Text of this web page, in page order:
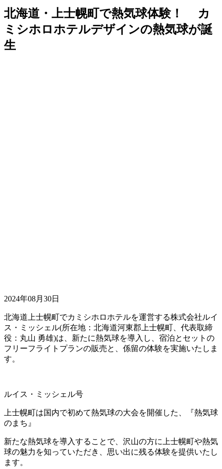
北海道・上士幌町で熱気球体験！ カ
ミシホロホテルデザインの熱気球が誕
生
2024年08月30日
北海道上士幌町でカミシホロホテルを運営する株式会社ルイ
ス・ミッシェル(所在地：北海道河東郡上士幌町、代表取締
役：丸山 勇雄)は、新たに熱気球を導入し、宿泊とセットの
フリーフライトプランの販売と、係留の体験を実施いたしま
す。
ルイス・ミッシェル号
上士幌町は国内で初めて熱気球の大会を開催した、『熱気球
のまち』
新たな熱気球を導入することで、沢山の方に上士幌町や熱気
球の魅力を知っていただき、思い出に残る体験を提供いたし
ます。